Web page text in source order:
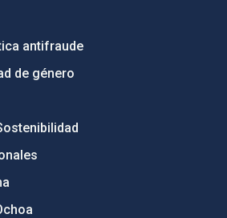
antifraude
de género